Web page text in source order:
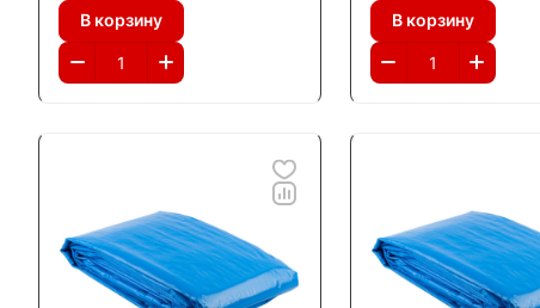
В корзину В корзину